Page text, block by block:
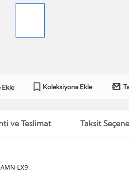
Ekle Koleksiyona Ekle
ve Teslimat Taksit
LX9